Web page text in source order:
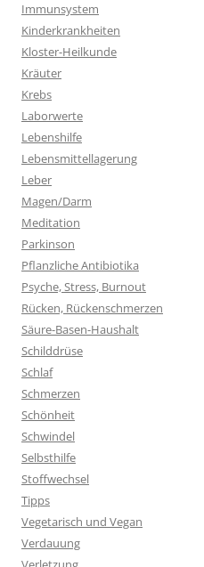
Immunsystem
Kinderkrankheiten
Kloster-Heilkunde
Kräuter
Krebs
Laborwerte
Lebenshilfe
Lebensmittellagerung
Leber
Magen/Darm
Meditation
Parkinson
Pflanzliche Antibiotika
Psyche, Stress, Burnout
Rücken, Rückenschmerzen
Säure-Basen-Haushalt
Schilddrüse
Schlaf
Schmerzen
Schönheit
Schwindel
Selbsthilfe
Stoffwechsel
Tipps
Vegetarisch und Vegan
Verdauung